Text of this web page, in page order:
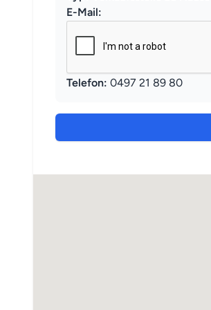
E-Mail:
Telefon: 0497 21 89 80